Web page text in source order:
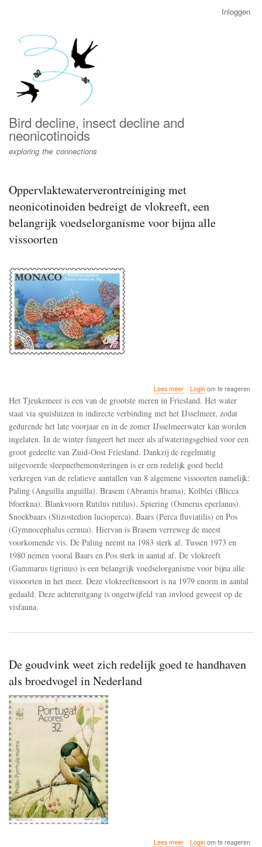
menu
Inloggen
Bird decline, insect decline and
neonicotinoids
exploring the connections
Oppervlaktewaterverontreiniging met
neonicotinoiden bedreigt de vlokreeft, een
belangrijk voedselorganisme voor bijna alle
vissoorten
Lees meerover
neonicotinoiden
bedreigt
de
een
belangrijk
voedselorganisme
voor
bijna
alle
vissoorten
Loginom te reageren
Het Tjeukemeer is een van de grootste meren in Friesland. Het water
staat via spuisluizen in indirecte verbinding met het IJsselmeer, zodat
gedurende het late voorjaar en in de zomer IJsselmeerwater kan worden
ingelaten. In de winter fungeert het meer als afwateringsgebied voor een
groot gedeelte van Zuid-Oost Friesland. Dankzij de regelmatig
uitgevoerde sleepnetbemonsteringen is er een redelijk goed beeld
verkregen van de relatieve aantallen van 8 algemene vissoorten namelijk:
Paling (Anguilla anguilla). Brasem (Abramis brama), Kolblei (Blicca
bfoerkna). Blankvoorn Rutilus rutilus). Spiering (Osmerus eperlanus).
Snoekbaars (Stizostedion lucioperca). Baars (Perca fluviatilis) en Pos
(Gymnocephalus cernua). Hiervan is Brasem verreweg de meest
voorkomende vis. De Paling neemt na 1983 sterk af. Tussen 1973 en
1980 nemen vooral Baars en Pos sterk in aantal af. De vlokreeft
(Gammarus tigrinus) is een belangrijk voedselorganisme voor bijna alle
vissoorten in het meer. Deze vlokreeftensoort is na 1979 enorm in aantal
gedaald. Deze achteruitgang is ongetwijfeld van invloed geweest op de
visfauna.
De goudvink weet zich redelijk goed te handhaven
als broedvogel in Nederland
Lees meeroverLoginom te reageren